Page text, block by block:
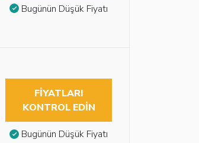
Bugünün Düşük Fiyatı
FIYATLARI
KONTROL EDIN
Bugünün Düşük Fiyatı